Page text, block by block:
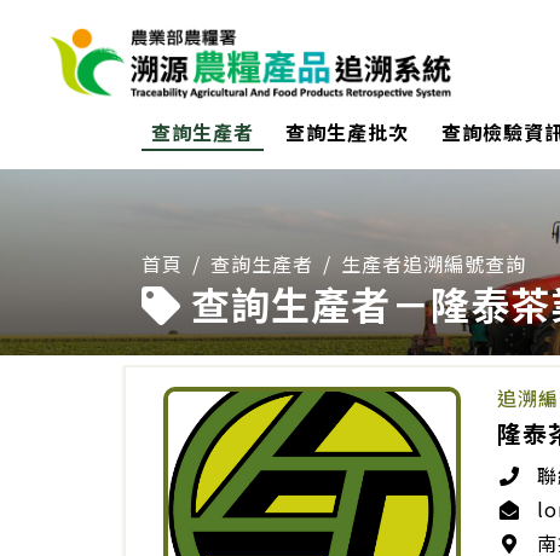
查詢生產者 查詢生產批次 查詢檢驗資
首頁 查詢生產者 生產者追溯編號查詢
查詢生產者－隆泰
追溯
隆泰